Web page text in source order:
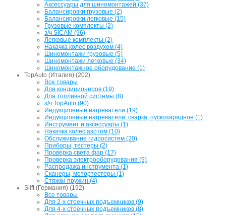
Аксессуары для шиномонтажей (37)
Балансировки грузовые (2)
Балансировки легковые (15)
Грузовые комплекты (2)
з/ч SICAM (96)
Легковые комплекты (2)
Накачка колес воздухом (4)
Шиномонтажи грузовые (5)
Шиномонтажи легковые (34)
Шиномонтажное оборудование (1)
TopAuto (Италия) (202)
Все товары
Для кондиционеров (19)
Для топливной системы (8)
з/ч TopAuto (90)
Индукционные нагреватели (19)
Индукционные нагреватели, сварка, пускозарядное (1)
Инструмент и аксессуары (1)
Накачка колес азотом (10)
Обслуживание гидросистем (20)
Приборы, тестеры (2)
Проверка света фар (17)
Проверка электрооборудования (9)
Распродажа инструмента (1)
Сканеры, мотортестеры (1)
Стяжки пружин (4)
Slift (Германия) (192)
Все товары
Для 2-х стоечных подъемников (9)
Для 4-х стоечных подъемников (8)